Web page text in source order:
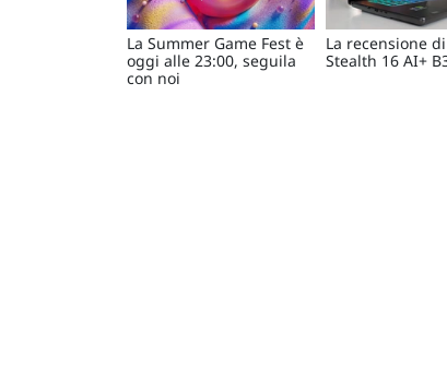
La Summer Game Fest è
oggi alle 23:00, seguila
con noi
La recensione
Stealth 16 AI+